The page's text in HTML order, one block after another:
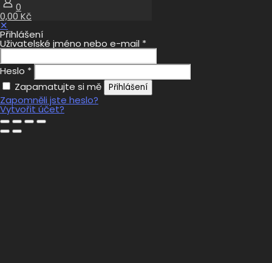
0
0,00 Kč
✕
Přihlášení
Uživatelské jméno nebo e-mail *
Heslo *
Zapamatujte si mě
Přihlášení
Zapomněli jste heslo?
Vytvořit účet?